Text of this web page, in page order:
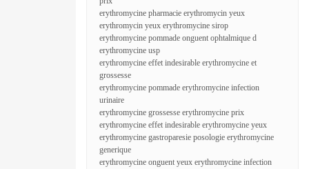
erythromycine pharmacie erythromycin yeux
erythromycin yeux erythromycine sirop
erythromycine pommade onguent ophtalmique d
erythromycine usp
erythromycine effet indesirable erythromycine et
grossesse
erythromycine pommade erythromycine infection
urinaire
erythromycine grossesse erythromycine prix
erythromycine effet indesirable erythromycine yeux
erythromycine gastroparesie posologie erythromycine
generique
erythromycine onguent yeux erythromycine infection